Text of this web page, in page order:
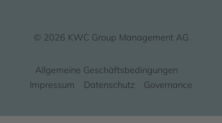
© 2026 KWC Group Management AG
Allgemeine Geschäftsbedingungen
Impressum
Datenschutz Governance